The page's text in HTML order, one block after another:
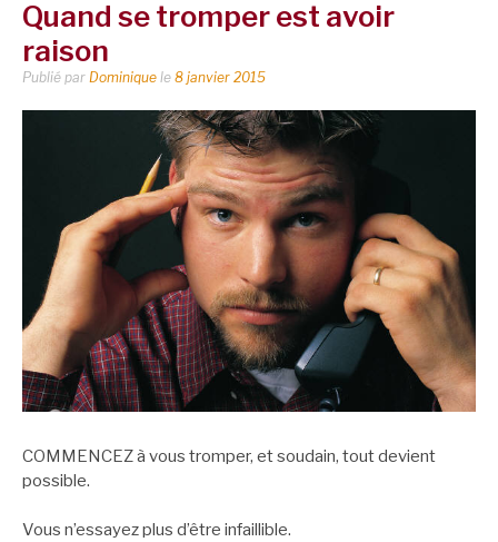
Quand se tromper est avoir
raison
Publié par Dominique le 8 janvier 2015
COMMENCEZ à vous tromper, et soudain, tout devient
possible.
Vous n’essayez plus d’être infaillible.